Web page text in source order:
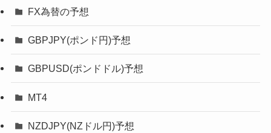
FX為替の予想
GBPJPY(ポンド円)予想
GBPUSD(ポンドドル)予想
MT4
NZDJPY(NZドル円)予想